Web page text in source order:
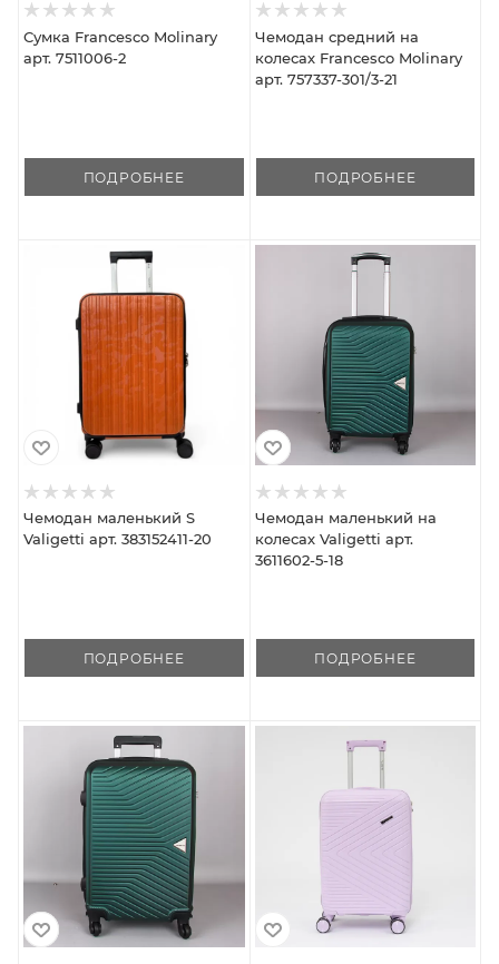
Сумка Francesco Molinary
арт. 7511006-2
ПОДРОБНЕЕ
Чемодан средний на
колесах Francesco Molinary
арт. 757337-301/3-21
ПОДРОБНЕЕ
Чемодан маленький S
Valigetti арт. 383152411-20
ПОДРОБНЕЕ
Чемодан маленький на
колесах Valigetti арт.
3611602-5-18
ПОДРОБНЕЕ